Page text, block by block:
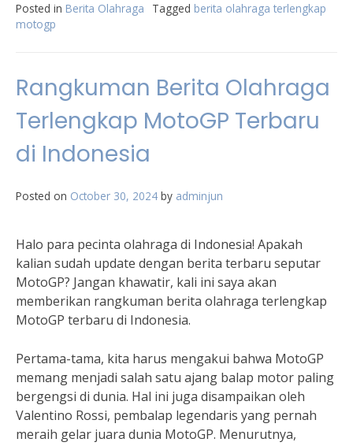
Posted in Berita Olahraga Tagged berita olahraga terlengkap
motogp
Rangkuman Berita Olahraga
Terlengkap MotoGP Terbaru
di Indonesia
Posted on October 30, 2024 by adminjun
Halo para pecinta olahraga di Indonesia! Apakah
kalian sudah update dengan berita terbaru seputar
MotoGP? Jangan khawatir, kali ini saya akan
memberikan rangkuman berita olahraga terlengkap
MotoGP terbaru di Indonesia.
Pertama-tama, kita harus mengakui bahwa MotoGP
memang menjadi salah satu ajang balap motor paling
bergengsi di dunia. Hal ini juga disampaikan oleh
Valentino Rossi, pembalap legendaris yang pernah
meraih gelar juara dunia MotoGP. Menurutnya,